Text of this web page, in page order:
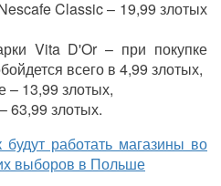
Classic – 19,99 злотых
Vita D'Or – при покупке
всего в 4,99 злотых,
– 13,99 злотых,
63,99 злотых.
будут работать магазины во
выборов в Польше